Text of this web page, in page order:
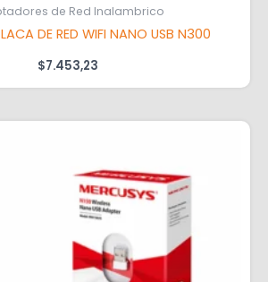
de Red Inalambrico
DE RED WIFI NANO USB N300
$7.453,23